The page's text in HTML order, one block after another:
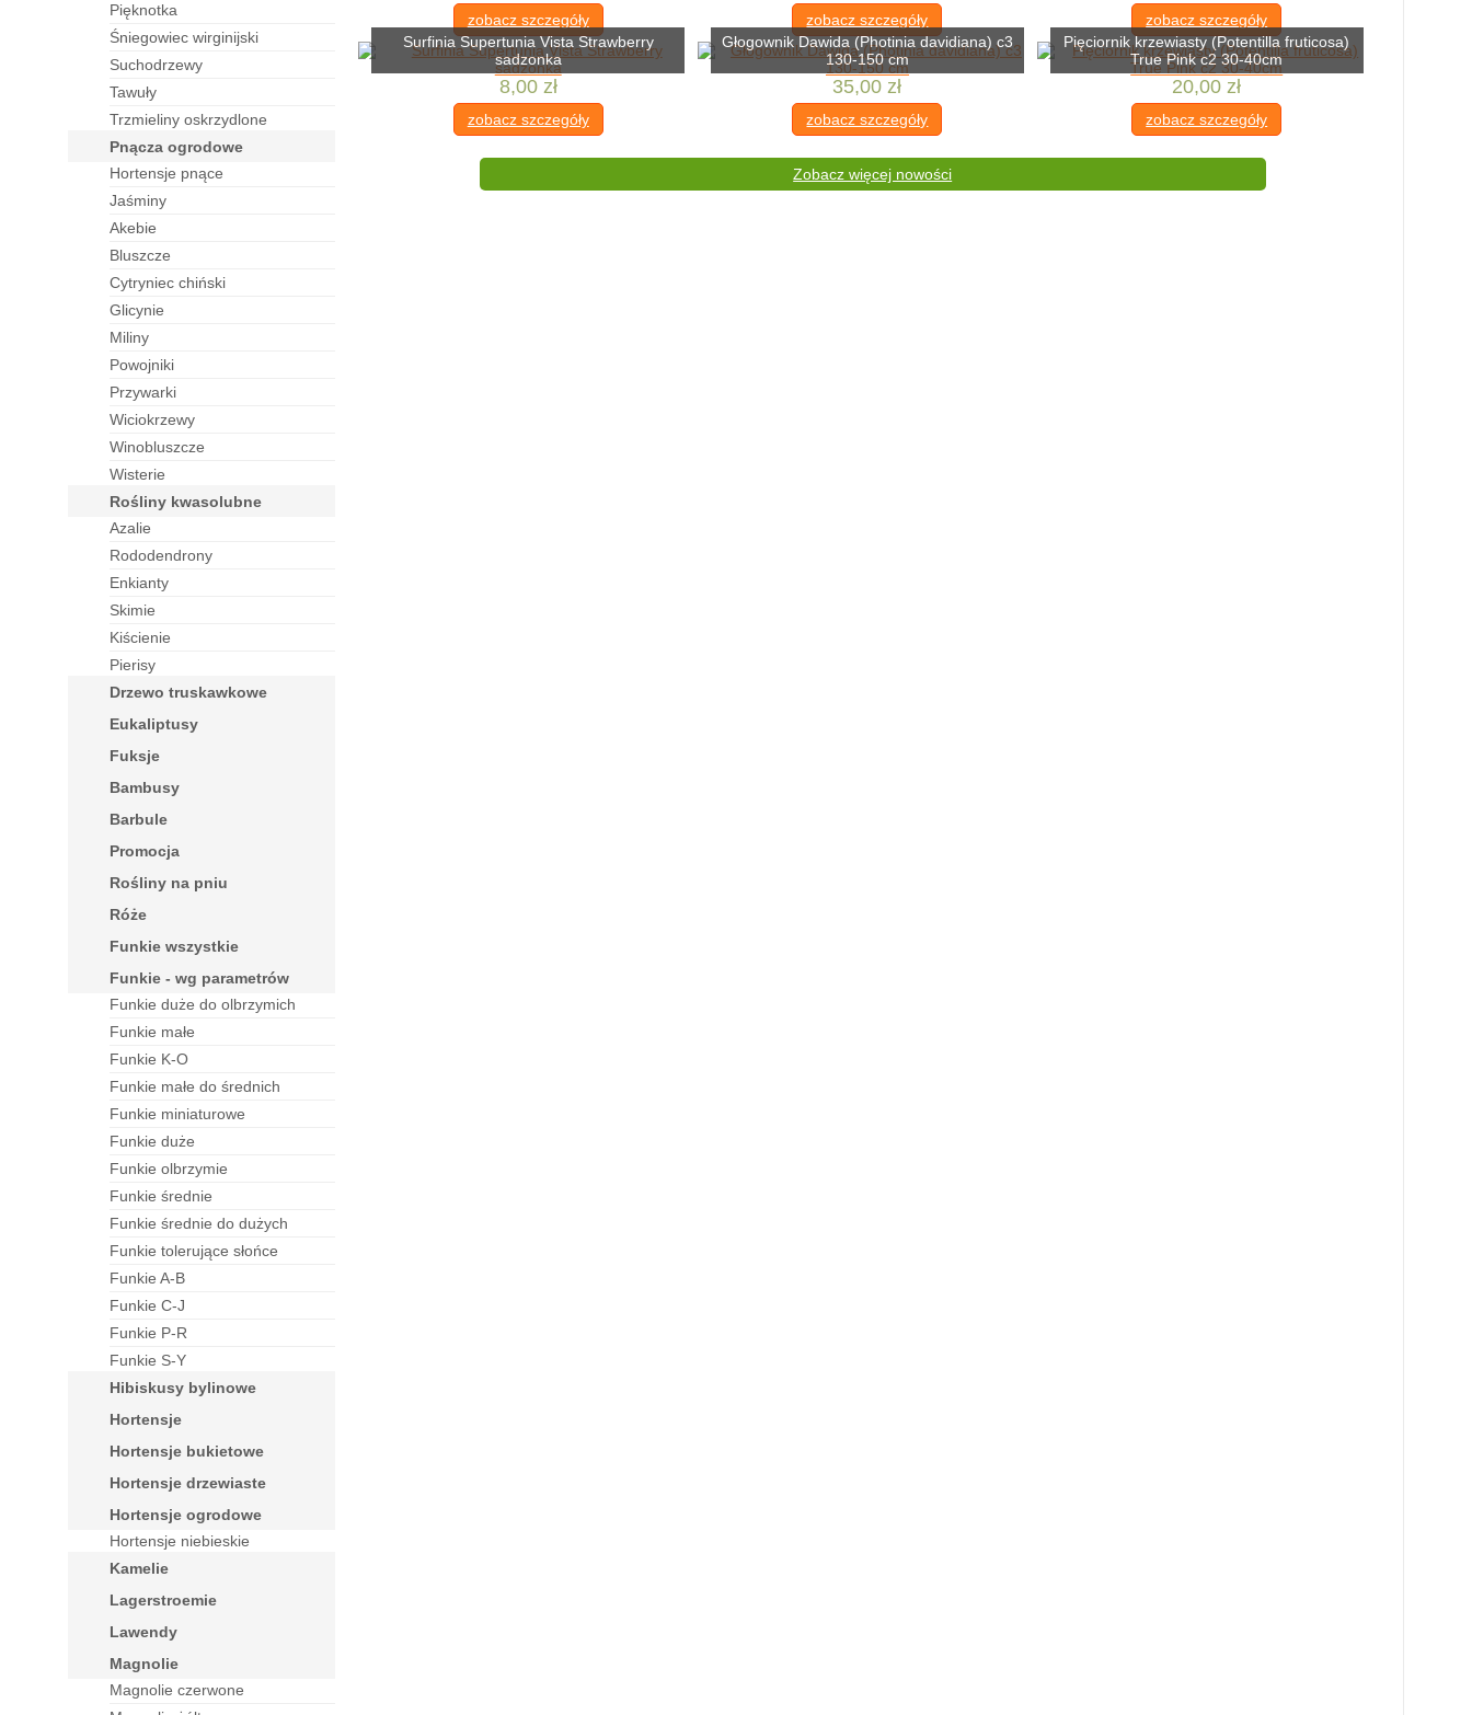
pięknotka
śniegowiec wirginijski
suchodrzewy
tawuły
trzmieliny oskrzydlone
pnącza ogrodowe
hortensje pnące
jaśminy
akebie
bluszcze
cytryniec chiński
glicynie
miliny
powojniki
przywarki
wiciokrzewy
winobluszcze
wisterie
rośliny kwasolubne
azalie
rododendrony
enkianty
skimie
kiścienie
pierisy
drzewo truskawkowe
eukaliptusy
fuksje
bambusy
barbule
Promocja
rośliny na pniu
róże
funkie wszystkie
funkie - wg parametrów
funkie duże do olbrzymich
funkie małe
funkie K-O
funkie małe do średnich
funkie miniaturowe
funkie duże
funkie olbrzymie
funkie średnie
funkie średnie do dużych
funkie tolerujące słońce
funkie A-B
funkie C-J
funkie P-R
funkie S-Y
hibiskusy bylinowe
hortensje
hortensje bukietowe
hortensje drzewiaste
hortensje ogrodowe
Hortensje niebieskie
kamelie
lagerstroemie
lawendy
magnolie
Magnolie czerwone
zobacz szczegóły zobacz szczegóły
zobacz szczegóły
Surfinia Supertunia Vista Strawberry
sadzonka
8,00 zł
zobacz szczegóły
Głogownik Dawida (Photinia davidiana) c3
130-150 cm
35,00 zł
zobacz szczegóły
Pięciornik krzewiasty (Potentilla fruticosa)
True Pink c2 30-40cm
20,00 zł
zobacz szczegóły
Zobacz więcej nowości